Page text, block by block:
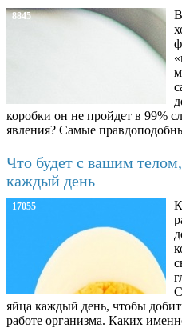
8845
коробки он не пройдет в 99%
явления? Самые
Что будет с вашим
каждый день
17055
яйца каждый день, чтобы
работе организма. Каких